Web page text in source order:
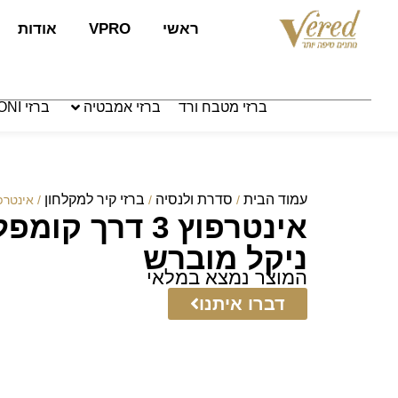
ראשי VPRO אודות
ברזי מטבח ורד ברזי אמבטיה ברזי PAFFONI איטליה
עמוד הבית / סדרת ולנסיה / ברזי קיר למקלחון / אינטרפוץ 3 דרך קומפלט אופל
אינטרפוץ 3
ניקל מוברש
המוצר נמצא במלאי
דברו איתנו